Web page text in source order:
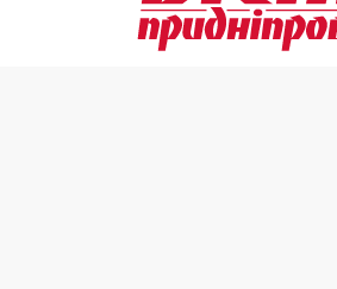
Ветерани Дніпропетровщини